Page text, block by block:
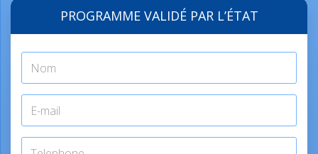
PROGRAMME VALIDÉ PAR L’ÉTAT